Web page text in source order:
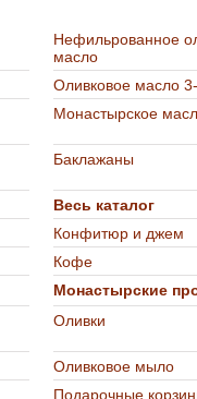
Нефильрованное
масло
Оливковое масло
Монастырское
Баклажаны
Весь каталог
Конфитюр и джем
Кофе
Монастырские
Оливки
Оливковое мыло
Подарочные